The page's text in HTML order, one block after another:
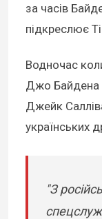
за часів
підкреслює
Водночас
Джо Байдена
Джейк
українських
"З